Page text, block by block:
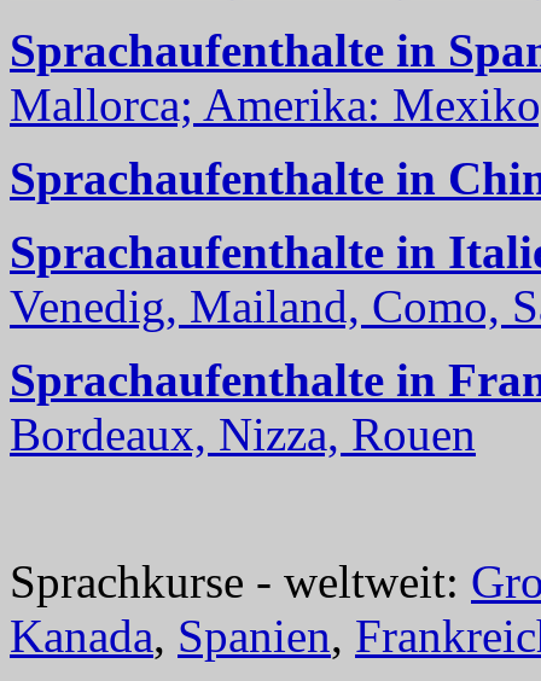
Sprachaufenthalte in
Mallorca; Amerika:
Sprachaufenthalte in
Sprachaufenthalte in
Venedig, Mailand, Como,
Sprachaufenthalte in
Bordeaux, Nizza, Rouen
Sprachkurse - weltweit:
Kanada, Spanien,